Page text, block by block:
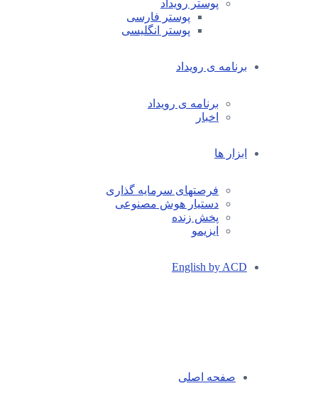
پوستر رویداد
پوستر فارسی
پوستر انگلیسی
برنامه ی رویداد
برنامه ی رویداد
اخبار
ابزار ها
فرصتهای سرمایه گذاری
دستیار هوش مصنوعی
پخش زنده
ایزیمو
English by ACD
صفحه اصلی